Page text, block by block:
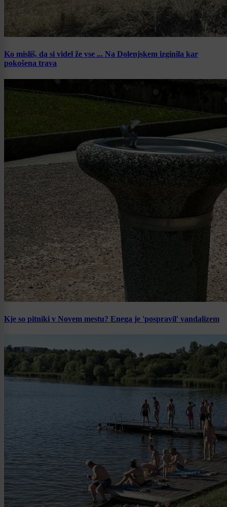
Ko misliš, da si videl že vse ... Na Dolenjskem izginila kar
pokošena trava
Kje so pitniki v Novem mestu? Enega je 'pospravil' vandalizem